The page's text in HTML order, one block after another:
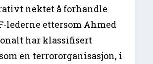
nektet å forhandle
lederne ettersom Ahmed
har klassifisert
en terrororganisasjon, i